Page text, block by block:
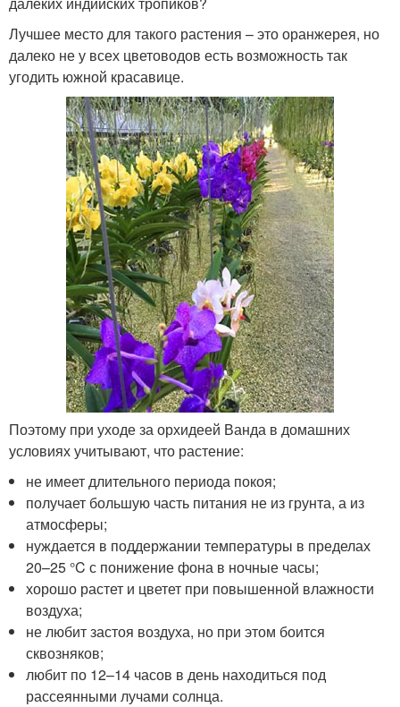
Лучшее место для такого растения – это оранжерея, но
далеко не у всех цветоводов есть возможность так
угодить южной красавице.
Поэтому при уходе за орхидеей Ванда в домашних
условиях учитывают, что растение:
не имеет длительного периода покоя;
получает большую часть питания не из грунта, а из
атмосферы;
нуждается в поддержании температуры в пределах
20–25 °C с понижение фона в ночные часы;
хорошо растет и цветет при повышенной влажности
воздуха;
не любит застоя воздуха, но при этом боится
сквозняков;
любит по 12–14 часов в день находиться под
рассеянными лучами солнца.